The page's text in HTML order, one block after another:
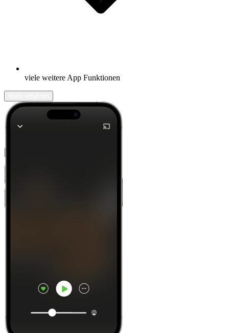
viele weitere App Funktionen